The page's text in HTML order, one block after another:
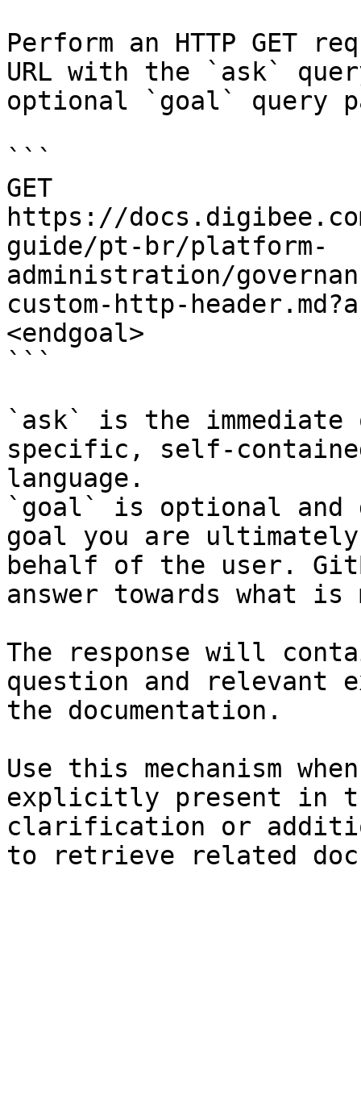
Perform an HTTP GET
URL with the `ask`
optional `goal` query
```
GET
https://
guide/pt-br/platform-
administration/
custom-http-
<endgoal>
```
`ask` is the
specific, self-
language.
`goal` is optional and
goal you are
behalf of the user.
answer towards what
The response will
question and relevant
the documentation.
Use this mechanism
explicitly present in
clarification or